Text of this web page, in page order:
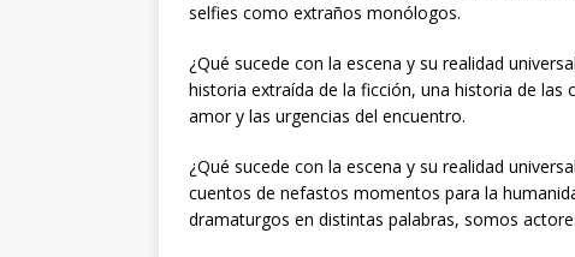
selfies como extraños monólogos.
¿Qué sucede con la escena y su realidad
historia extraída de la ficción, una historia de las
amor y las urgencias del encuentro.
¿Qué sucede con la escena y su realidad
cuentos de nefastos momentos para la
dramaturgos en distintas palabras, somos